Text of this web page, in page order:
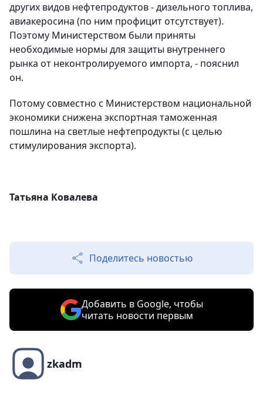
других видов нефтепродуктов - дизельного топлива,
авиакеросина (по ним профицит отсутствует).
Поэтому Министерством были приняты
необходимые нормы для защиты внутреннего
рынка от неконтролируемого импорта, - пояснил
он.
Потому совместно с Министерством национальной
экономики снижена экспортная таможенная
пошлина на светлые нефтепродукты (с целью
стимулирования экспорта).
Татьяна Ковалева
Поделитесь новостью
Добавить в Google, чтобы
читать новости первым
zkadm